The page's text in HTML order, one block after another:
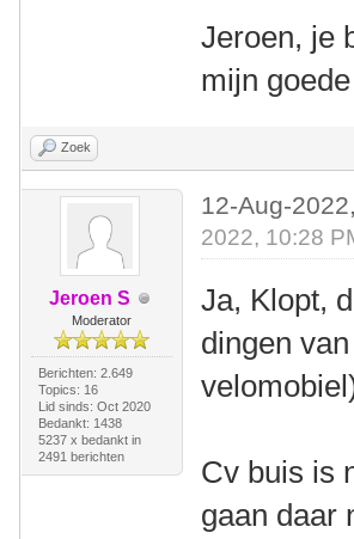
Jeroen, je
mijn
Zoek
Jeroen S
Moderator
Berichten: 2.649
Topics: 16
Lid sinds: Oct 2020
Bedankt: 1438
5237 x bedankt in
2491 berichten
12-Aug-
2022, 10:28
Ja, Klopt,
dingen
Cv buis is
gaan daar